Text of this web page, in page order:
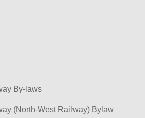
By-laws
(North-West Railway) Bylaw